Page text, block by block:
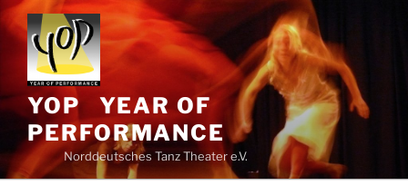
Zum
Inhalt
springen
YOP YEAR OF
PERFORMANCE
Norddeutsches Tanz Theater e.V.